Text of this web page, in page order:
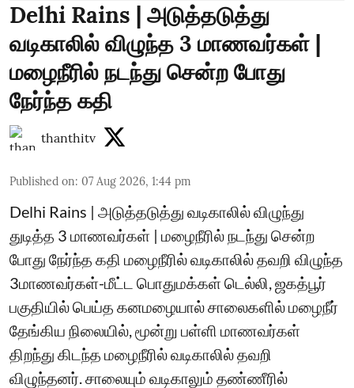
Delhi Rains | அடுத்தடுத்து
வடிகாலில் விழுந்த 3 மாணவர்கள் |
மழைநீரில் நடந்து சென்ற போது
நேர்ந்த கதி
thanthitv
Published on: 07 Aug 2026, 1:44 pm
Delhi Rains | அடுத்தடுத்து வடிகாலில் விழுந்து
துடித்த 3 மாணவர்கள் | மழைநீரில் நடந்து சென்ற
போது நேர்ந்த கதி மழைநீரில் வடிகாலில் தவறி விழுந்த
3மாணவர்கள்-மீட்ட பொதுமக்கள் டெல்லி, ஜகத்பூர்
பகுதியில் பெய்த கனமழையால் சாலைகளில் மழைநீர்
தேங்கிய நிலையில், மூன்று பள்ளி மாணவர்கள்
திறந்து கிடந்த மழைநீரில் வடிகாலில் தவறி
விழுந்தனர். சாலையும் வடிகாலும் தண்ணீரில்